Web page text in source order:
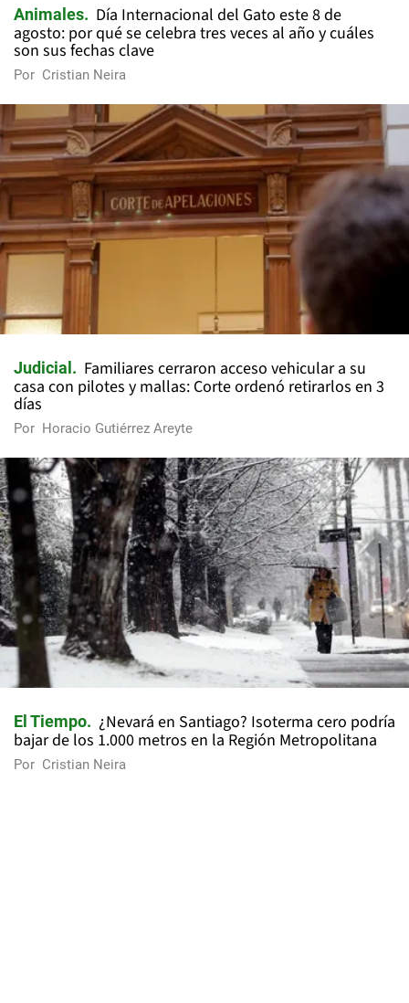
Animales
Día Internacional del Gato este 8 de
agosto: por qué se celebra tres veces al año y cuáles
son sus fechas clave
Por Cristian Neira
Judicial
Familiares cerraron acceso vehicular a su
casa con pilotes y mallas: Corte ordenó retirarlos en 3
días
Por Horacio Gutiérrez Areyte
El Tiempo
¿Nevará en Santiago? Isoterma cero podría
bajar de los 1.000 metros en la Región Metropolitana
Por Cristian Neira